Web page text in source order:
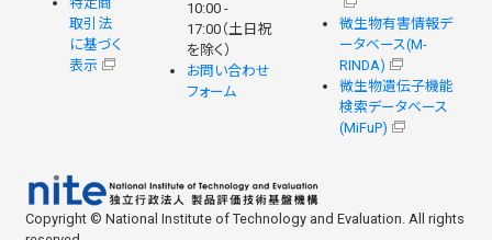
取引法
に基づく
表示
10:00 -
17:00（土日祝
を除く）
お問い合わせ
フォーム
微生物有害情報デ
ータベース(M-
RINDA)
微生物遺伝子機能
検索データベース
(MiFuP)
Copyright © National Institute of Technology and Evaluation. All rights